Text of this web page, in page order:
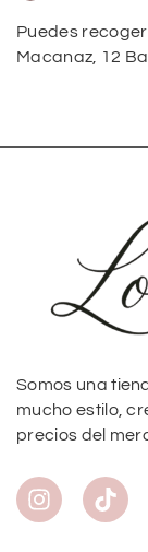
Puedes
Macanaz, 12
Somos una
mucho estilo,
precios del